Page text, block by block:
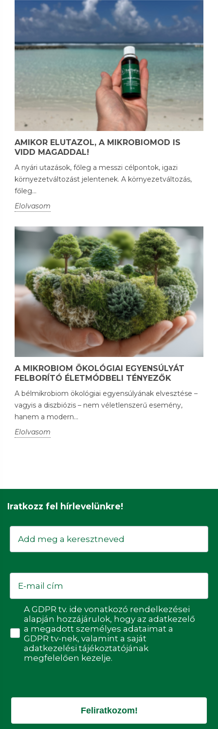
AMIKOR ELUTAZOL, A MIKROBIOMOD IS
VIDD MAGADDAL!
A nyári utazások, főleg a messzi célpontok, igazi
környezetváltozást jelentenek. A környezetváltozás,
főleg...
Elolvasom
A MIKROBIOM ÖKOLÓGIAI EGYENSÚLYÁT
FELBORÍTÓ ÉLETMÓDBELI TÉNYEZŐK
A bélmikrobiom ökológiai egyensúlyának elvesztése –
vagyis a diszbiózis – nem véletlenszerű esemény,
hanem a modern...
Elolvasom
Iratkozz fel hírlevelünkre!
Keresztnév
Email
Adatvédelmi hozzájárulás
A GDPR tv. ide vonatkozó rendelkezései
alapján hozzájárulok, hogy az adatkezelő
a megadott személyes adataimat a
GDPR tv-nek, valamint a saját
adatkezelési tájékoztatójának
megfelelően kezelje.
Feliratkozom!